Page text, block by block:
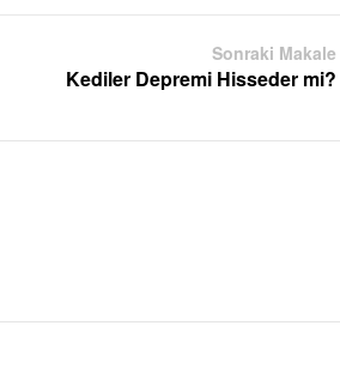
Sonraki Makale
Kediler Depremi Hisseder mi?